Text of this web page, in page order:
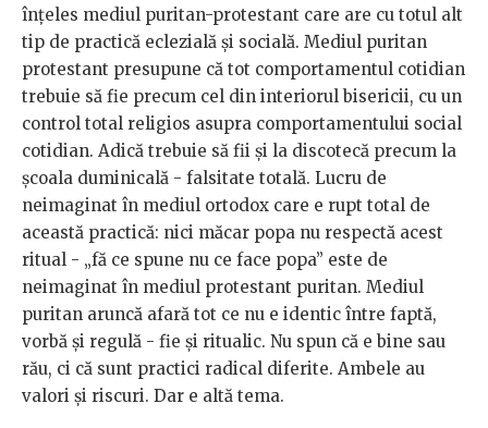
înțeles mediul puritan-protestant care are cu totul alt
tip de practică eclezială și socială. Mediul puritan
protestant presupune că tot comportamentul cotidian
trebuie să fie precum cel din interiorul bisericii, cu un
control total religios asupra comportamentului social
cotidian. Adică trebuie să fii și la discotecă precum la
școala duminicală - falsitate totală. Lucru de
neimaginat în mediul ortodox care e rupt total de
această practică: nici măcar popa nu respectă acest
ritual - „fă ce spune nu ce face popa” este de
neimaginat în mediul protestant puritan. Mediul
puritan aruncă afară tot ce nu e identic între faptă,
vorbă și regulă - fie și ritualic. Nu spun că e bine sau
rău, ci că sunt practici radical diferite. Ambele au
valori și riscuri. Dar e altă tema.